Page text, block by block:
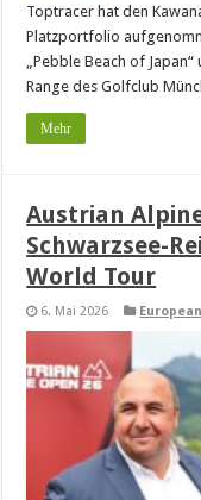
Toptracer hat den
Platzportfolio
„Pebble Beach of
Range des Golfclub
Mehr
Austrian
Schwarzsee-
World Tour
6. Mai 2026